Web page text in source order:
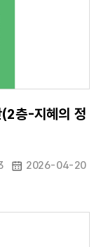
층-지혜의 정
2026-04-20